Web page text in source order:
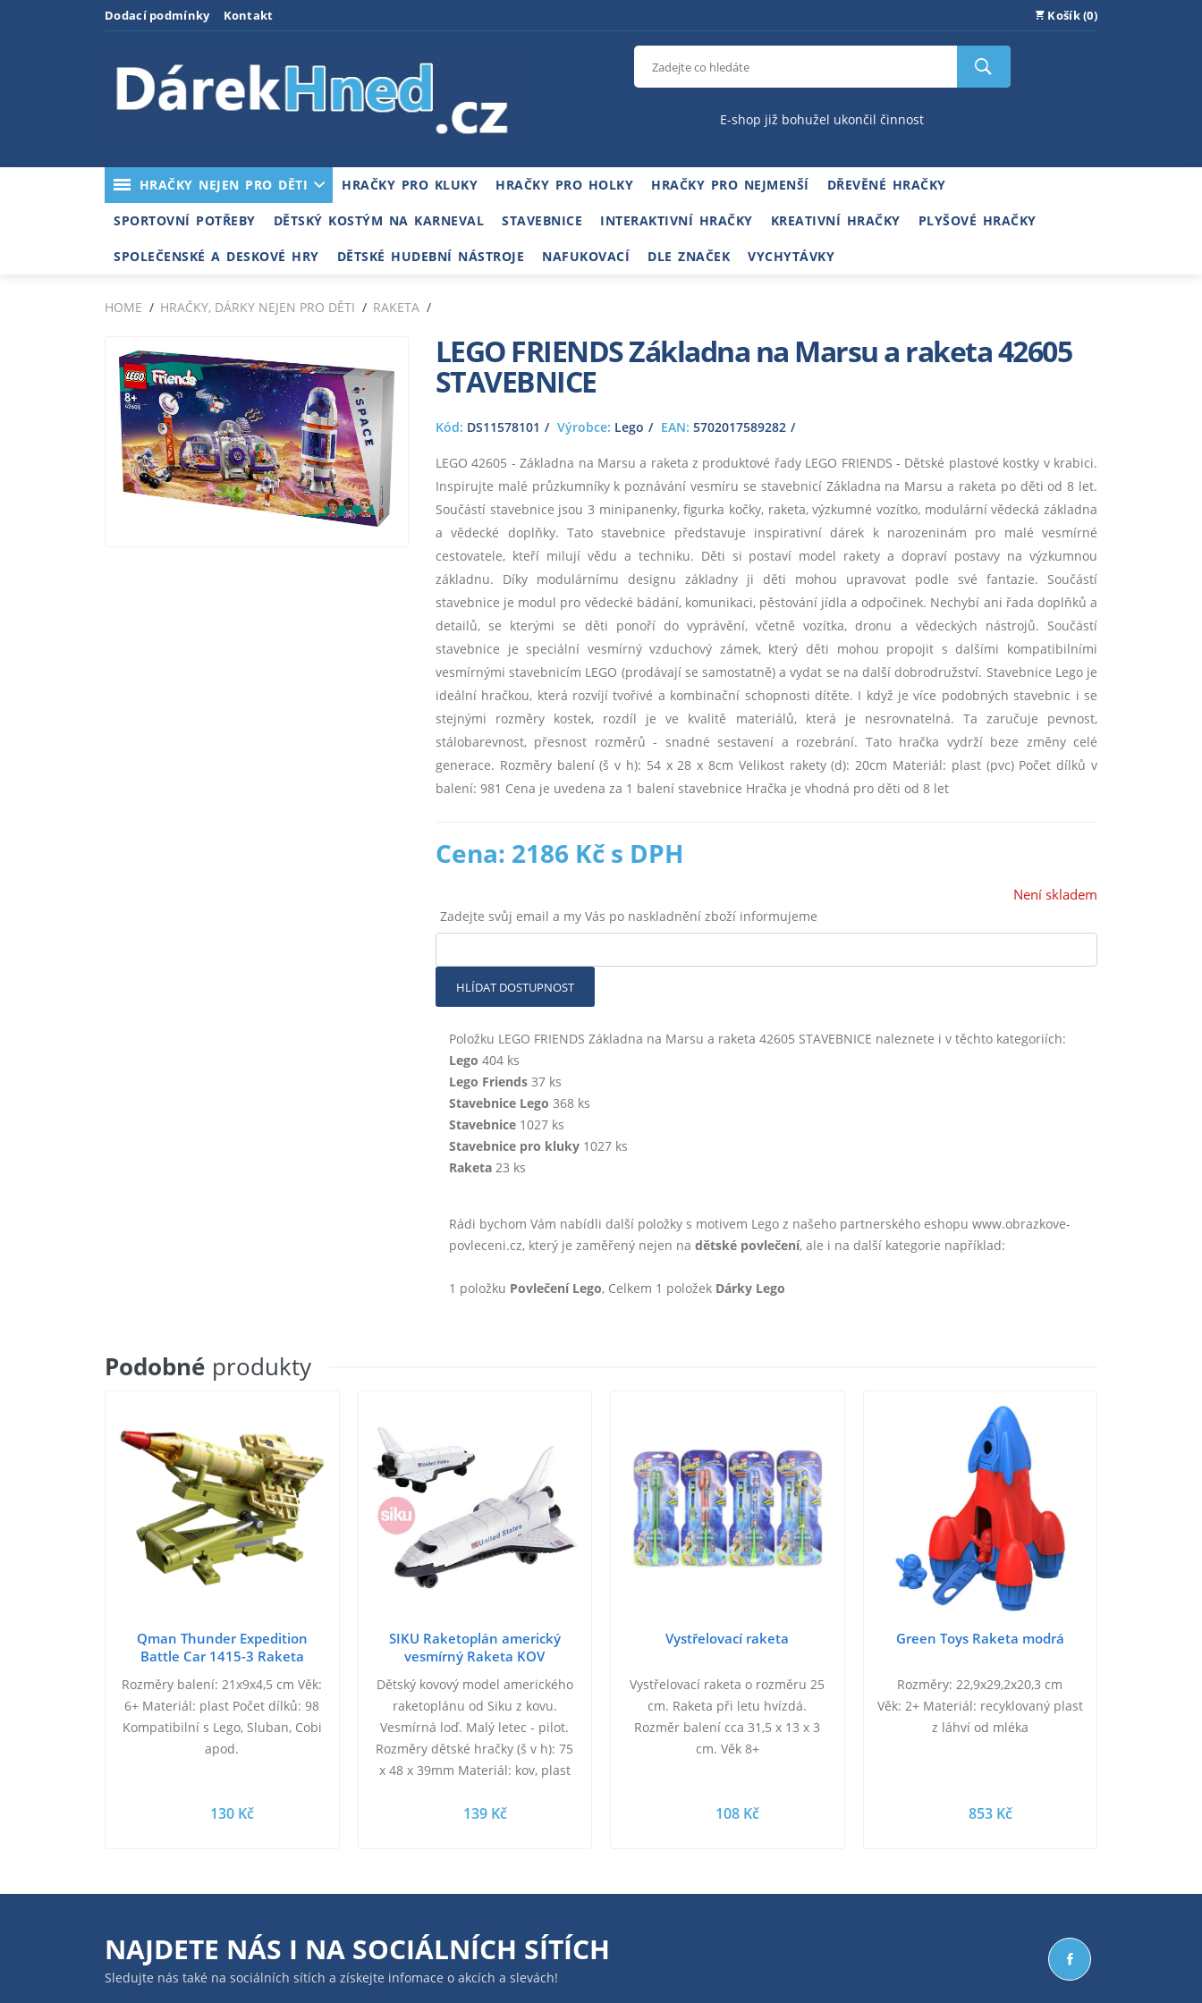
Dodací podmínky Kontakt Košík (0)
E-shop již bohužel ukončil činnost
HRAČKY NEJEN PRO DĚTI HRAČKY PRO KLUKY HRAČKY PRO HOLKY HRAČKY PRO NEJMENŠÍ DŘEVĚNÉ HRAČKY
SPORTOVNÍ POTŘEBY DĚTSKÝ KOSTÝM NA KARNEVAL STAVEBNICE INTERAKTIVNÍ HRAČKY KREATIVNÍ HRAČKY PLYŠOVÉ HRAČKY
SPOLEČENSKÉ A DESKOVÉ HRY DĚTSKÉ HUDEBNÍ NÁSTROJE NAFUKOVACÍ DLE ZNAČEK VYCHYTÁVKY
HOME HRAČKY, DÁRKY NEJEN PRO DĚTI RAKETA
LEGO FRIENDS Základna na Marsu a raketa 42605
STAVEBNICE
Kód: DS11578101 Výrobce: Lego EAN: 5702017589282
LEGO 42605 - Základna na Marsu a raketa z produktové řady LEGO FRIENDS - Dětské plastové kostky v krabici.
Inspirujte malé průzkumníky k poznávání vesmíru se stavebnicí Základna na Marsu a raketa po děti od 8 let.
Součástí stavebnice jsou 3 minipanenky, figurka kočky, raketa, výzkumné vozítko, modulární vědecká základna
a vědecké doplňky. Tato stavebnice představuje inspirativní dárek k narozeninám pro malé vesmírné
cestovatele, kteří milují vědu a techniku. Děti si postaví model rakety a dopraví postavy na výzkumnou
základnu. Díky modulárnímu designu základny ji děti mohou upravovat podle své fantazie. Součástí
stavebnice je modul pro vědecké bádání, komunikaci, pěstování jídla a odpočinek. Nechybí ani řada doplňků a
detailů, se kterými se děti ponoří do vyprávění, včetně vozítka, dronu a vědeckých nástrojů. Součástí
stavebnice je speciální vesmírný vzduchový zámek, který děti mohou propojit s dalšími kompatibilními
vesmírnými stavebnicím LEGO (prodávají se samostatně) a vydat se na další dobrodružství. Stavebnice Lego je
ideální hračkou, která rozvíjí tvořivé a kombinační schopnosti dítěte. I když je více podobných stavebnic i se
stejnými rozměry kostek, rozdíl je ve kvalitě materiálů, která je nesrovnatelná. Ta zaručuje pevnost,
stálobarevnost, přesnost rozměrů - snadné sestavení a rozebrání. Tato hračka vydrží beze změny celé
generace. Rozměry balení (š v h): 54 x 28 x 8cm Velikost rakety (d): 20cm Materiál: plast (pvc) Počet dílků v
balení: 981 Cena je uvedena za 1 balení stavebnice Hračka je vhodná pro děti od 8 let
Cena: 2186 Kč s DPH
Není skladem
Zadejte svůj email a my Vás po naskladnění zboží informujeme
HLÍDAT DOSTUPNOST
Položku LEGO FRIENDS Základna na Marsu a raketa 42605 STAVEBNICE naleznete i v těchto kategoriích:
Lego 404 ks
Lego Friends37 ks
Stavebnice Lego 368 ks
Stavebnice1027 ks
Stavebnice pro kluky1027 ks
Raketa23 ks
Rádi bychom Vám nabídli další položky s motivem Lego z našeho partnerského eshopu www.obrazkove-
povleceni.cz, který je zaměřený nejen na dětské povlečení, ale i na další kategorie například:
1 položku Povlečení Lego, Celkem 1 položek Dárky Lego
Podobné produkty
Qman Thunder Expedition
Battle Car 1415-3 Raketa
Rozměry balení: 21x9x4,5 cm Věk:
6+ Materiál: plast Počet dílků: 98
Kompatibilní s Lego, Sluban, Cobi
apod.
130 Kč
SIKU Raketoplán americký
vesmírný Raketa KOV
Dětský kovový model amerického
raketoplánu od Siku z kovu.
Vesmírná loď. Malý letec - pilot.
Rozměry dětské hračky (š v h): 75
x 48 x 39mm Materiál: kov, plast
…
139 Kč
Vystřelovací raketa
Vystřelovací raketa o rozměru 25
cm. Raketa při letu hvízdá.
Rozměr balení cca 31,5 x 13 x 3
cm. Věk 8+
108 Kč
Green Toys Raketa modrá
Rozměry: 22,9x29,2x20,3 cm
Věk: 2+ Materiál: recyklovaný plast
z láhví od mléka
853 Kč
NAJDETE NÁS I NA SOCIÁLNÍCH SÍTÍCH
Sledujte nás také na sociálních sítích a získejte infomace o akcích a slevách!